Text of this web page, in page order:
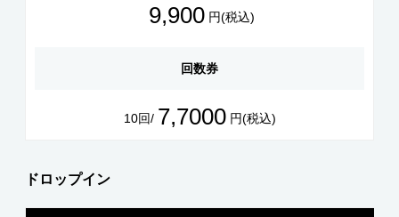
9,900 円(税込)
回数券
10回/ 7,7000 円(税込)
ドロップイン